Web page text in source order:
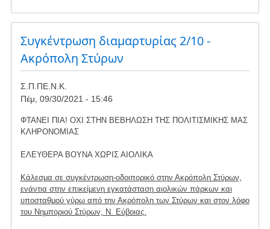
ΟΔΟΙΠΟΡΙΚΟ
ΣΤΗΝ
ΑΚΡΟΠΟΛΗ
ΤΩΝ
ΣΤΥΡΩΝ,
ΕΓΚΑΤΑΣΤΑΣΗ
ΠΑΡΚΩΝ
ΠΕΡΙΟΧΗ
Συγκέντρωση διαμαρτυρίας 2/10 -
Ακρόπολη Στύρων
Σ.Π.ΠΕ.Ν.Κ.
Πέμ, 09/30/2021 - 15:46
ΦΤΑΝΕΙ ΠΙΑ! ΟΧΙ ΣΤΗΝ ΒΕΒΗΛΩΣΗ ΤΗΣ ΠΟΛΙΤΙΣΜΙΚΗΣ ΜΑΣ
ΚΛΗΡΟΝΟΜΙΑΣ
ΕΛΕΥΘΕΡΑ ΒΟΥΝΑ ΧΩΡΙΣ ΑΙΟΛΙΚΑ
Κάλεσμα σε συγκέντρωση-οδοιπορικό στην Ακρόπολη Στύρων,
ενάντια στην επικείμενη εγκατάσταση αιολικών πάρκων και
υποσταθμού γύρω από την Ακρόπολη των Στύρων και στον λόφο
του Νημποριού Στύρων, Ν. Εύβοιας.